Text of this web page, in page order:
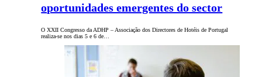
oportunidades emergentes do sector
O XXII Congresso da ADHP – Associação dos Directores de Hotéis de Portugal
realiza-se nos dias 5 e 6 de…